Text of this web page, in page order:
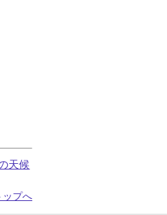
天候
ップへ